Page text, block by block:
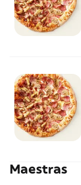
Maestras